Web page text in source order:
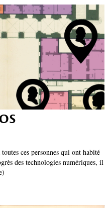
ces personnes qui ont habité
des technologies numériques, il